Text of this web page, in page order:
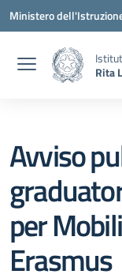
Vai ai contenuti
Vai al menu di
Vai al footer
Ministero
Rita
Avviso
per
Erasmus